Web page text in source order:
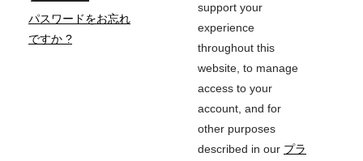
パスワードをお忘れ
ですか ?
support your
experience
throughout this
website, to manage
access to your
account, and for
other purposes
described in our プラ